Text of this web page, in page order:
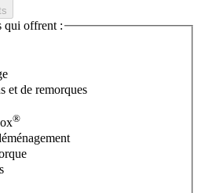
qui offrent :
et de remorques
®